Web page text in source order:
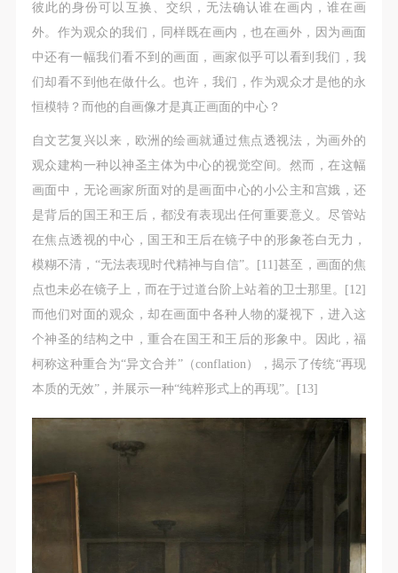
彼此的身份可以互换、交织，无法确认谁在画内，谁在画
外。作为观众的我们，同样既在画内，也在画外，因为画面
中还有一幅我们看不到的画面，画家似乎可以看到我们，我
们却看不到他在做什么。也许，我们，作为观众才是他的永
恒模特？而他的自画像才是真正画面的中心？
自文艺复兴以来，欧洲的绘画就通过焦点透视法，为画外的
观众建构一种以神圣主体为中心的视觉空间。然而，在这幅
画面中，无论画家所面对的是画面中心的小公主和宫娥，还
是背后的国王和王后，都没有表现出任何重要意义。尽管站
在焦点透视的中心，国王和王后在镜子中的形象苍白无力，
模糊不清，“无法表现时代精神与自信”。[11]甚至，画面的焦
点也未必在镜子上，而在于过道台阶上站着的卫士那里。[12]
而他们对面的观众，却在画面中各种人物的凝视下，进入这
个神圣的结构之中，重合在国王和王后的形象中。因此，福
柯称这种重合为“异文合并”（conflation），揭示了传统“再现
本质的无效”，并展示一种“纯粹形式上的再现”。[13]
活动前，必须事先与自己的家属沟通，取得家属同
意，同时知晓并同意本免责声明。参加者签名/勾选
后，视作其家属也已知晓并同意。
我已认真阅读上述条款，并且同意。
活动前，必须事先与自己的家属沟通，取得家属同
意，同时知晓并同意本免责声明。参加者签名/勾选
后，视作其家属也已知晓并同意。
我已认真阅读上述条款，并且同意。
活动前，必须事先与自己的家属沟通，取得家属同
意，同时知晓并同意本免责声明。参加者签名/勾选
后，视作其家属也已知晓并同意。
我已认真阅读上述条款，并且同意。